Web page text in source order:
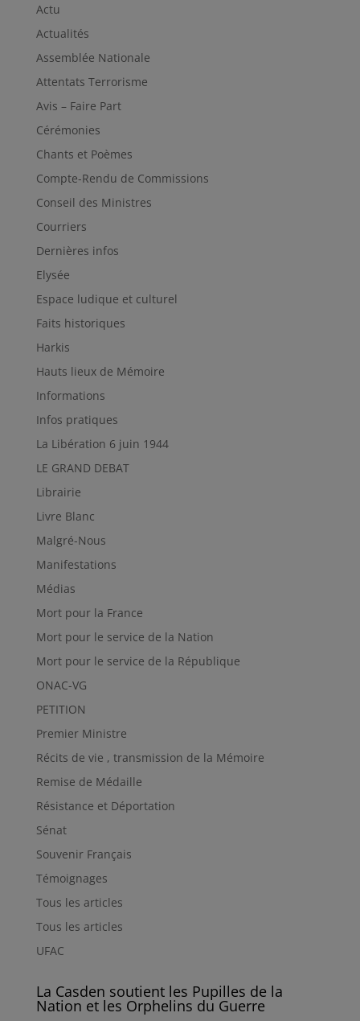
Actu
Actualités
Assemblée Nationale
Attentats Terrorisme
Avis – Faire Part
Cérémonies
Chants et Poèmes
Compte-Rendu de Commissions
Conseil des Ministres
Courriers
Dernières infos
Elysée
Espace ludique et culturel
Faits historiques
Harkis
Hauts lieux de Mémoire
Informations
Infos pratiques
La Libération 6 juin 1944
LE GRAND DEBAT
Librairie
Livre Blanc
Malgré-Nous
Manifestations
Médias
Mort pour la France
Mort pour le service de la Nation
Mort pour le service de la République
ONAC-VG
PETITION
Premier Ministre
Récits de vie , transmission de la Mémoire
Remise de Médaille
Résistance et Déportation
Sénat
Souvenir Français
Témoignages
Tous les articles
Tous les articles
UFAC
La Casden soutient les Pupilles de la
Nation et les Orphelins du Guerre